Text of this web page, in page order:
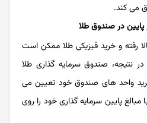
می کند.
پایین در صندوق طلا
رفته و خرید فیزیکی طلا ممکن است
نتیجه، صندوق سرمایه‌ گذاری طلا
خرید واحد های صندوق خود تعیین می
مبالغ پایین سرمایه گذاری خود را روی